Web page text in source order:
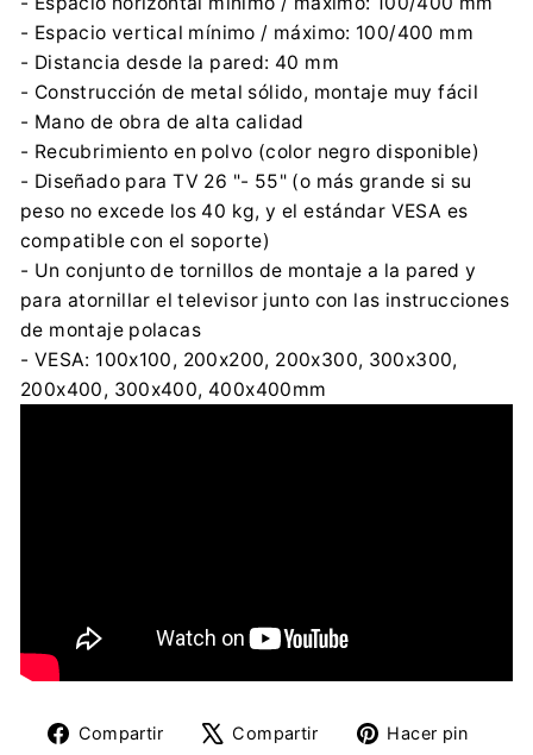
- Espacio vertical mínimo / máximo: 100/400 mm
- Distancia desde la pared: 40 mm
- Construcción de metal sólido, montaje muy fácil
- Mano de obra de alta calidad
- Recubrimiento en polvo (color negro disponible)
- Diseñado para TV 26 "- 55" (o más grande si su
peso no excede los 40 kg, y el estándar VESA es
compatible con el soporte)
- Un conjunto de tornillos de montaje a la pared y
para atornillar el televisor junto con las instrucciones
de montaje polacas
- VESA: 100x100, 200x200, 200x300, 300x300,
200x400, 300x400, 400x400mm
Compartir
CompartirCompartir
TuitearHacer pin